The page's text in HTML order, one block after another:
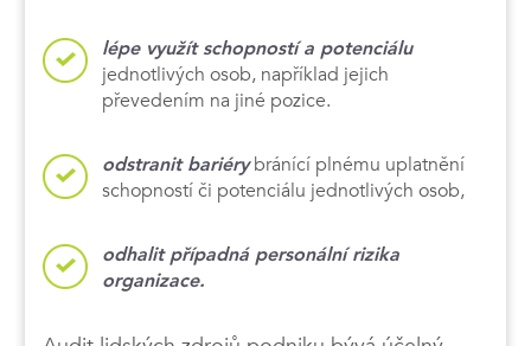
lépe využít schopností a potenciálu
jednotlivých osob, například jejich
převedením na jiné pozice.
odstranit bariérybránící plnému uplatnění
schopností či potenciálu jednotlivých osob,
odhalit případná personální rizika
organizace.